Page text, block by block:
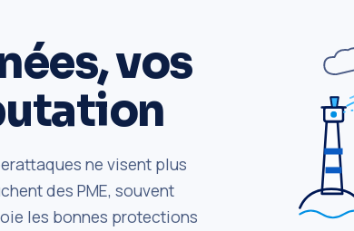
vos
ne visent plus
des PME, souvent
les bonnes protections